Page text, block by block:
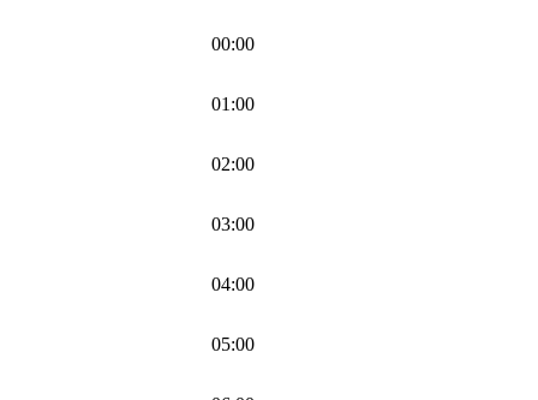
00:00
01:00
02:00
03:00
04:00
05:00